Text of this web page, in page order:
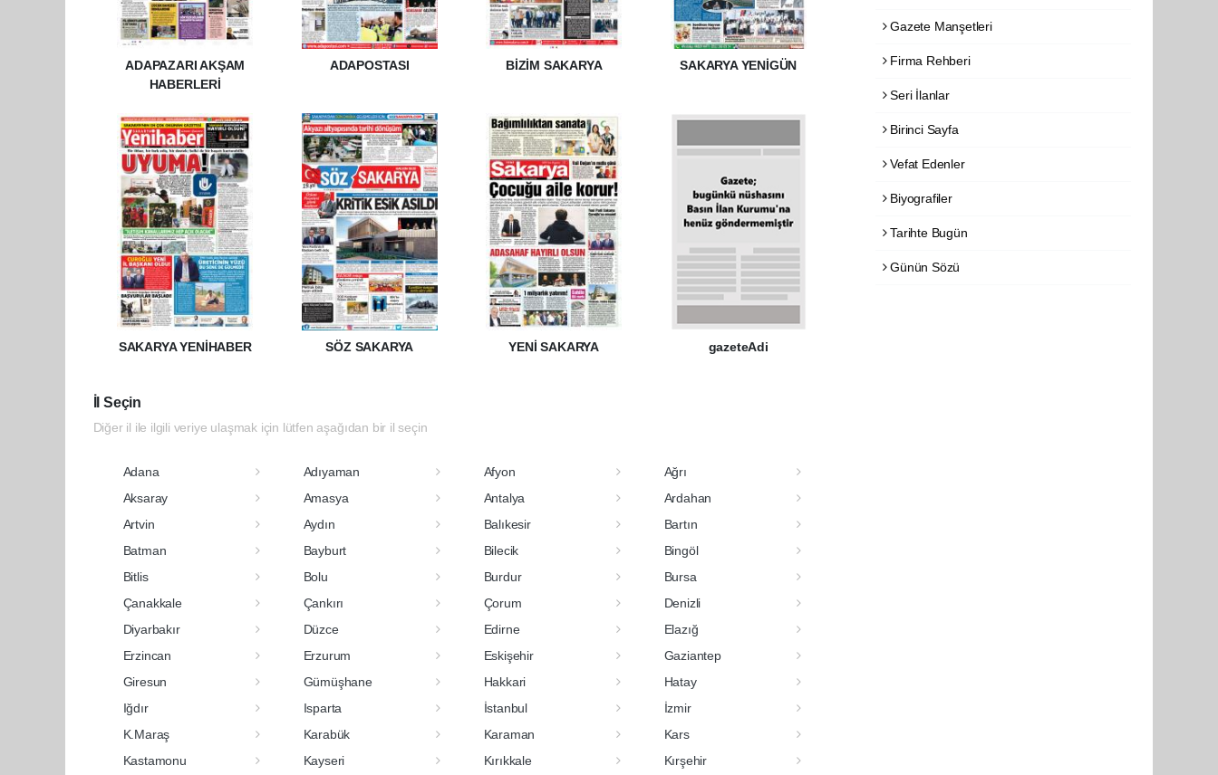
ADAPAZARI AKŞAM
HABERLERİ
ADAPOSTASI BİZİM SAKARYA SAKARYA YENİGÜN
SAKARYA YENİHABER SÖZ SAKARYA YENİ SAKARYA gazeteAdi
İl Seçin
Diğer il ile ilgili veriye ulaşmak için lütfen aşağıdan bir il seçin
Adana Adıyaman Afyon
Ağrı
Aksaray
Amasya Antalya
Ardahan
Artvin
Aydın Balıkesir
Bartın
Batman
Bayburt Bilecik
Bingöl
Bitlis
Bolu Burdur
Bursa
Çanakkale
Çankırı Çorum
Denizli
Diyarbakır
Düzce Edirne
Elazığ
Erzincan
Erzurum Eskişehir
Gaziantep
Giresun
Gümüşhane Hakkari
Hatay
Iğdır
Isparta İstanbul
İzmir
K.Maraş
Karabük Karaman
Kars
Kastamonu
Kayseri Kırıkkale
Kırşehir
Gazete Manşetleri
Firma Rehberi
Seri İlanlar
Birinci Sayfa
Vefat Edenler
Biyografiler
Tarihte Bugün
Günün Sözü